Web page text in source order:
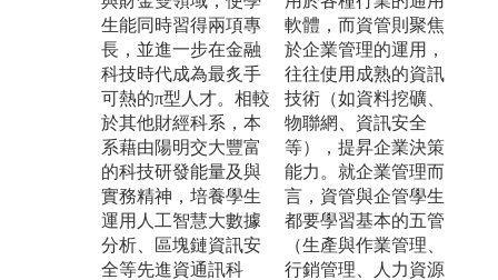
生能同時習得兩項專
長，並進一步在金融
科技時代成為最炙手
可熱的π型人才。相較
於其他財經科系，本
系藉由陽明交大豐富
的科技研發能量及與
實務精神，培養學生
運用人工智慧大數據
分析、區塊鏈資訊安
全等先進資通訊科
軟體，而資管則聚焦
於企業管理的運用，
往往使用成熟的資訊
技術（如資料挖礦、
物聯網、資訊安全
等），提昇企業決策
能力。就企業管理而
言，資管與企管學生
都要學習基本的五管
（生產與作業管理、
行銷管理、人力資源